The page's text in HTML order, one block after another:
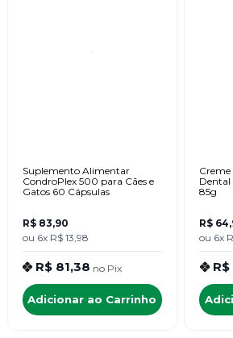
Suplemento Alimentar
CondroPlex 500 para Cães e
Gatos 60 Cápsulas
R$ 83,90
ou 6x R$ 13,98
R$ 81,38 no Pix
Adicionar ao Carrinho
Dental
85g
R$
ou 6x